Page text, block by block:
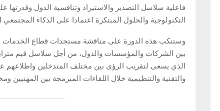
فاعلية سلاسل التصدير والاستيراد وتنافسية الدول وقدرتها
التكنولوجية والحلول المبتكرة اعتمادا على الذكاء
وستنكب هذه الدورة على مناقشة مستجدات قطاع الخدمات
بين الشركات والمؤسسات والدول، من أجل سلاسل قيم
الذي يسعى لتقريب الرؤى بين مختلف المتدخلين واطلاعهم
والتقنية والتنظيمية خلال اللقاءات المبرمجة بين المهنيين